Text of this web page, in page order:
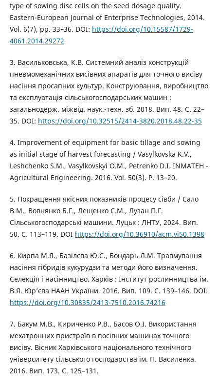
type of sowing disc cells on the seed dosage quality.
Eastern-European Journal of Enterprise Technologies, 2014.
Vol. 6(7), pp. 33–36. DOI: https://doi.org/10.15587/1729-
4061.2014.29272
3. Васильковська, К.В. Системний аналіз конструкцій
пневмомеханічних висівних апаратів для точного висіву
насіння просапних культур. Конструювання, виробництво
та експлуатація сільськогосподарських машин :
загальнодерж. міжвід. наук.-техн. зб. 2018. Вип. 48. С. 22–
35. DOI: https://doi.org/10.32515/2414-3820.2018.48.22-35
4. Improvement of equipment for basic tillage and sowing
as initial stage of harvest forecasting / Vasylkovska K.V.,
Leshchenko S.M., Vasylkovskyi O.M., Petrenko D.I. INMATEH -
Agricultural Engineering. 2016. Vol. 50(3). P. 13–20.
5. Покращення якісних показників процесу сівби / Сало
В.М., Вовнянко Б.Г., Лещенко С.М., Лузан П.Г.
Сільськогосподарські машини. Луцьк : ЛНТУ, 2024. Вип.
50. С. 113–119. DOI https://doi.org/10.36910/acm.vi50.1398
6. Кирпа М.Я., Базілєва Ю.С., Бондарь Л.М. Травмування
насіння гібридів кукурудзи та методи його визначення.
Селекція і насінництво. Харків : Інститут рослинництва ім.
В.Я. Юр’єва НААН України, 2016. Вип. 109. С. 139–146. DOI:
https://doi.org/10.30835/2413-7510.2016.74216
7. Бакум М.В., Кириченко Р.В., Басов О.І. Використання
мехатронних пристроїв в посівних машинах точного
висіву. Вісник Харківського національного технічного
університету сільського господарства ім. П. Василенка.
2016. Вип. 173. С. 125–131.